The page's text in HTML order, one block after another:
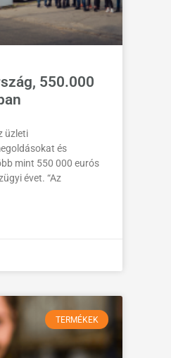
550.000
üzleti
és
mint 550 000 eurós
évet. “Az
TERMÉKEK